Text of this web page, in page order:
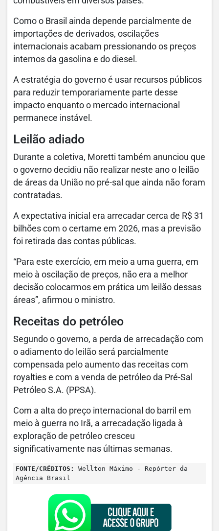
Como o Brasil ainda depende parcialmente de
importações de derivados, oscilações
internacionais acabam pressionando os preços
internos da gasolina e do diesel.
A estratégia do governo é usar recursos públicos
para reduzir temporariamente parte desse
impacto enquanto o mercado internacional
permanece instável.
Leilão adiado
Durante a coletiva, Moretti também anunciou que
o governo decidiu não realizar neste ano o leilão
de áreas da União no pré-sal que ainda não foram
contratadas.
A expectativa inicial era arrecadar cerca de R$ 31
bilhões com o certame em 2026, mas a previsão
foi retirada das contas públicas.
“Para este exercício, em meio a uma guerra, em
meio à oscilação de preços, não era a melhor
decisão colocarmos em prática um leilão dessas
áreas”, afirmou o ministro.
Receitas do petróleo
Segundo o governo, a perda de arrecadação com
o adiamento do leilão será parcialmente
compensada pelo aumento das receitas com
royalties e com a venda de petróleo da Pré-Sal
Petróleo S.A. (PPSA).
Com a alta do preço internacional do barril em
meio à guerra no Irã, a arrecadação ligada à
exploração de petróleo cresceu
significativamente nas últimas semanas.
FONTE/CRÉDITOS:
Wellton Máximo - Repórter da
Agência Brasil